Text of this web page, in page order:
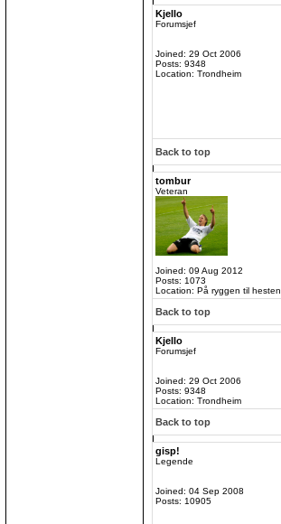
Kjello
Forumsjef
Joined: 29 Oct 2006
Posts: 9348
Location: Trondheim
Back to top
tombur
Veteran
Joined: 09 Aug 2012
Posts: 1073
Location: På ryggen til hesten
Back to top
Kjello
Forumsjef
Joined: 29 Oct 2006
Posts: 9348
Location: Trondheim
Back to top
gisp!
Legende
Joined: 04 Sep 2008
Posts: 10905